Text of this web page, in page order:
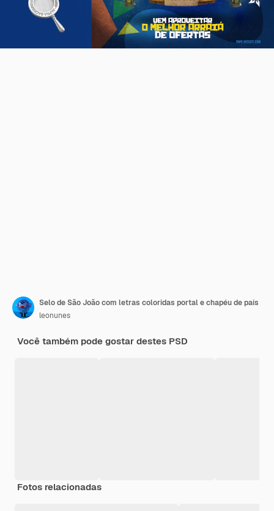
Selo de São João com letras coloridas portal e chapéu de país
leonunes
Você também pode gostar destes PSD
Fotos relacionadas